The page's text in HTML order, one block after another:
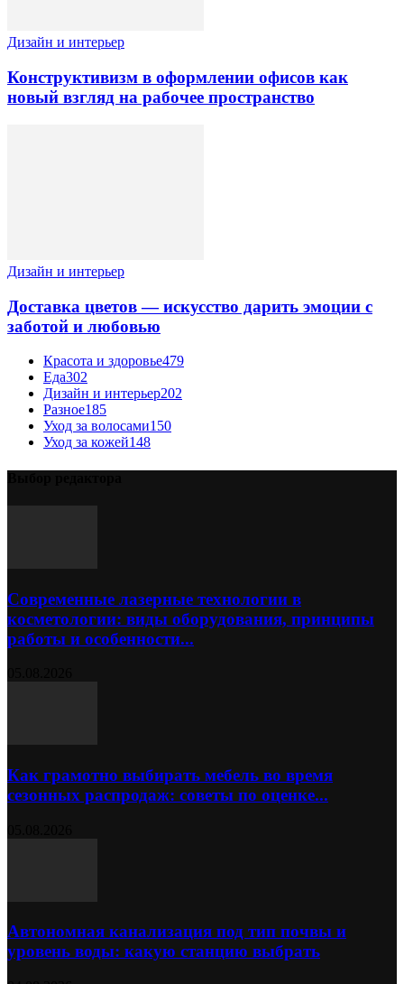
Дизайн и интерьер
Конструктивизм в оформлении офисов как
новый взгляд на рабочее пространство
Дизайн и интерьер
Доставка цветов — искусство дарить эмоции с
заботой и любовью
Красота и здоровье479
Еда302
Дизайн и интерьер202
Разное185
Уход за волосами150
Уход за кожей148
Современные лазерные технологии в
косметологии: виды оборудования, принципы
работы и особенности...
Как грамотно выбирать мебель во время
сезонных распродаж: советы по оценке...
Автономная канализация под тип почвы и
уровень воды: какую станцию выбрать